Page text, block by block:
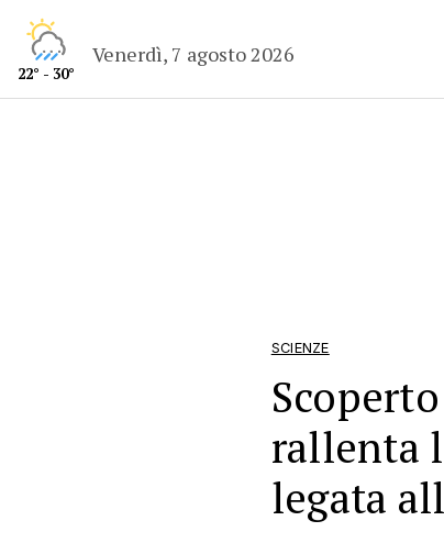
22° - 30°
Venerdì, 7 agosto 2026
SCIENZE
rallenta
legata